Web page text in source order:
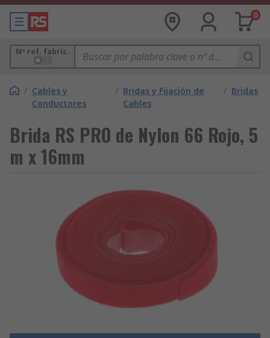
0
Nº ref. fabric.
/ Cables y
Conductores
/ Bridas y Fijación de
Cables
/ Bridas
Brida RS PRO de Nylon 66 Rojo, 5
m x 16mm